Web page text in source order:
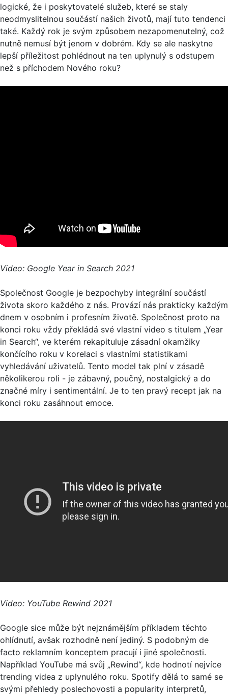
logické, že i poskytovatelé služeb, které se staly
neodmyslitelnou součástí našich životů, mají tuto tendenci
také. Každý rok je svým způsobem nezapomenutelný, což
nutně nemusí být jenom v dobrém. Kdy se ale naskytne
lepší příležitost pohlédnout na ten uplynulý s odstupem
než s příchodem Nového roku?
Video: Google Year in Search 2021
Společnost Google je bezpochyby integrální součástí
života skoro každého z nás. Provází nás prakticky každým
dnem v osobním i profesním životě. Společnost proto na
konci roku vždy překládá své vlastní video s titulem „Year
in Search“, ve kterém rekapituluje zásadní okamžiky
končícího roku v korelaci s vlastními statistikami
vyhledávání uživatelů. Tento model tak plní v zásadě
několikerou roli - je zábavný, poučný, nostalgický a do
značné míry i sentimentální. Je to ten pravý recept jak na
konci roku zasáhnout emoce.
Video: YouTube Rewind 2021
Google sice může být nejznámějším příkladem těchto
ohlídnutí, avšak rozhodně není jediný. S podobným de
facto reklamním konceptem pracují i jiné společnosti.
Například YouTube má svůj „Rewind“, kde hodnotí nejvíce
trending videa z uplynulého roku. Spotify dělá to samé se
svými přehledy poslechovosti a popularity interpretů,